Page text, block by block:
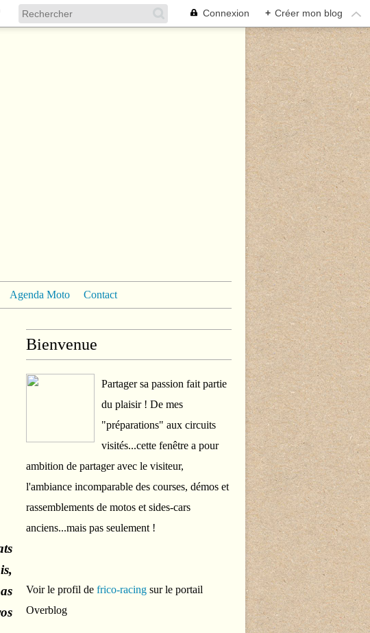
Connexion + Créer mon blog
Agenda Moto Contact
Bienvenue
Partager sa passion fait partie
du plaisir ! De mes
"préparations" aux circuits
visités...cette fenêtre a pour
ambition de partager avec le visiteur,
l'ambiance incomparable des courses, démos et
rassemblements de motos et sides-cars
anciens...mais pas seulement !
Voir le profil de frico-racing sur le portail
Overblog